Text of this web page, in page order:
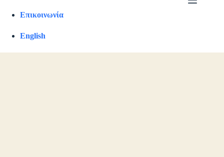
Επικοινωνία
English